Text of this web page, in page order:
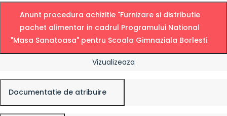
Anunt procedura achizitie "Furnizare si distributie
pachet alimentar in cadrul Programului National
"Masa Sanatoasa" pentru Scoala Gimnaziala Borlesti
Vizualizeaza
Documentatie de atribuire